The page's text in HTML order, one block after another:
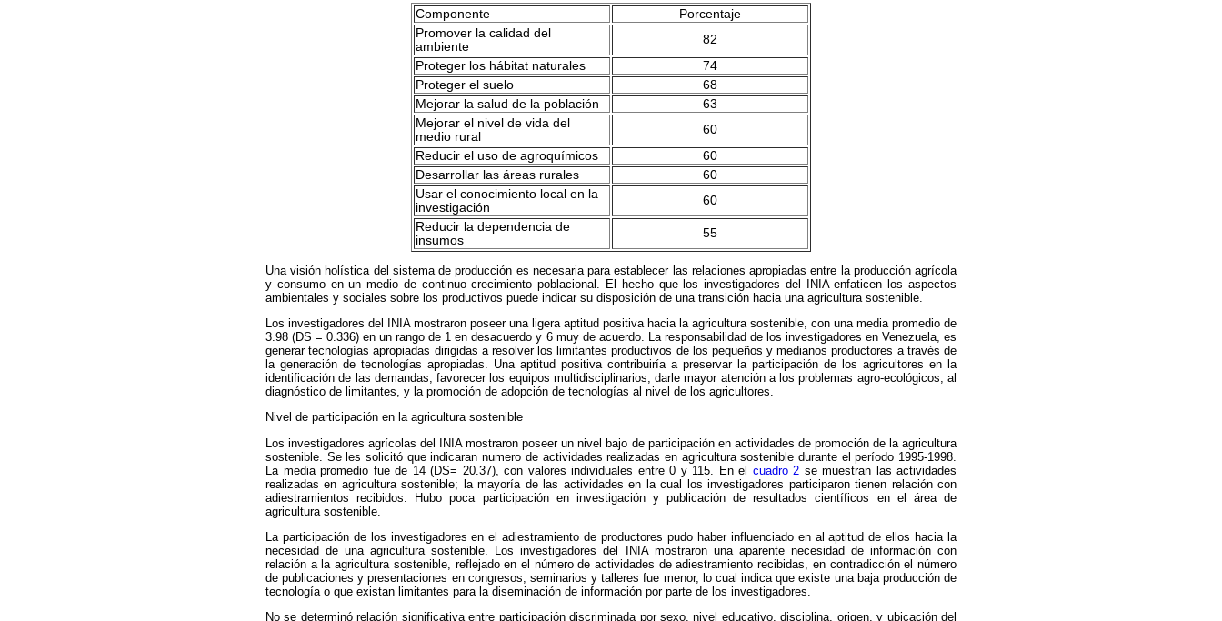
Componente
Porcentaje
Promover la calidad del
ambiente
82
Proteger los hábitat naturales
74
Proteger el suelo
68
Mejorar la salud de la población
63
Mejorar el nivel de vida del
medio rural
60
Reducir el uso de agroquímicos
60
Desarrollar las áreas rurales
60
Usar el conocimiento local en la
investigación
60
Reducir la dependencia de
insumos
55
Una visión holística del sistema de producción es necesaria para establecer las relaciones apropiadas entre la producción agrícola
y consumo en un medio de continuo crecimiento poblacional. El hecho que los investigadores del INIA enfaticen los aspectos
ambientales y sociales sobre los productivos puede indicar su disposición de una transición hacia una agricultura sostenible.
Los investigadores del INIA mostraron poseer una ligera aptitud positiva hacia la agricultura sostenible, con una media promedio de
3.98 (DS = 0.336) en un rango de 1 en desacuerdo y 6 muy de acuerdo. La responsabilidad de los investigadores en Venezuela, es
generar tecnologías apropiadas dirigidas a resolver los limitantes productivos de los pequeños y medianos productores a través de
la generación de tecnologías apropiadas. Una aptitud positiva contribuiría a preservar la participación de los agricultores en la
identificación de las demandas, favorecer los equipos multidisciplinarios, darle mayor atención a los problemas agro-ecológicos, al
diagnóstico de limitantes, y la promoción de adopción de tecnologías al nivel de los agricultores.
Nivel de participación en la agricultura sostenible
Los investigadores agrícolas del INIA mostraron poseer un nivel bajo de participación en actividades de promoción de la agricultura
sostenible. Se les solicitó que indicaran numero de actividades realizadas en agricultura sostenible durante el período 1995-1998.
La media promedio fue de 14 (DS= 20.37), con valores individuales entre 0 y 115. En el cuadro 2 se muestran las actividades
realizadas en agricultura sostenible; la mayoría de las actividades en la cual los investigadores participaron tienen relación con
adiestramientos recibidos. Hubo poca participación en investigación y publicación de resultados científicos en el área de
agricultura sostenible.
La participación de los investigadores en el adiestramiento de productores pudo haber influenciado en al aptitud de ellos hacia la
necesidad de una agricultura sostenible. Los investigadores del INIA mostraron una aparente necesidad de información con
relación a la agricultura sostenible, reflejado en el número de actividades de adiestramiento recibidas, en contradicción el número
de publicaciones y presentaciones en congresos, seminarios y talleres fue menor, lo cual indica que existe una baja producción de
tecnología o que existan limitantes para la diseminación de información por parte de los investigadores.
No se determinó relación significativa entre participación discriminada por sexo, nivel educativo, disciplina, origen, y ubicación del